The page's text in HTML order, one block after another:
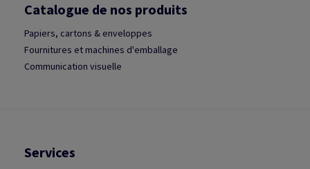
Catalogue de nos produits
Papiers, cartons & enveloppes
Fournitures et machines d'emballage
Communication visuelle
Services